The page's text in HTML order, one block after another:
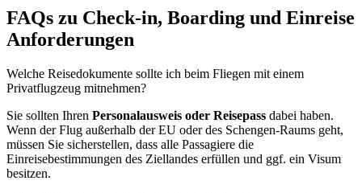
FAQs zu Check-in, Boarding und Einreise
Anforderungen
Welche Reisedokumente sollte ich beim Fliegen mit einem
Privatflugzeug mitnehmen?
Sie sollten Ihren Personalausweis oder Reisepass dabei haben.
Wenn der Flug außerhalb der EU oder des Schengen-Raums geht,
müssen Sie sicherstellen, dass alle Passagiere die
Einreisebestimmungen des Ziellandes erfüllen und ggf. ein Visum
besitzen.